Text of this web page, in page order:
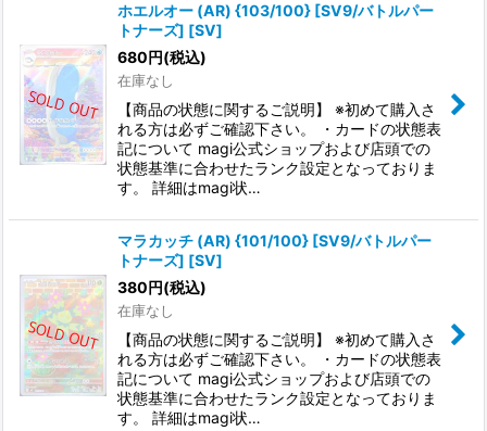
ホエルオー (AR) {103/100} [SV9/バトルパー
トナーズ] [SV]
680円(税込)
在庫なし
【商品の状態に関するご説明】 ※初めて購入さ
れる方は必ずご確認下さい。 ・カードの状態表
記について magi公式ショップおよび店頭での
状態基準に合わせたランク設定となっておりま
す。 詳細はmagi状…
マラカッチ (AR) {101/100} [SV9/バトルパー
トナーズ] [SV]
380円(税込)
在庫なし
【商品の状態に関するご説明】 ※初めて購入さ
れる方は必ずご確認下さい。 ・カードの状態表
記について magi公式ショップおよび店頭での
状態基準に合わせたランク設定となっておりま
す。 詳細はmagi状…